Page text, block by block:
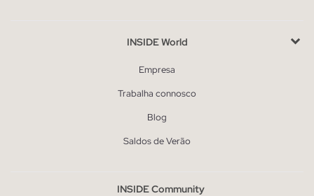
INSIDE World
Empresa
Trabalha connosco
Blog
Saldos de Verão
INSIDE Community